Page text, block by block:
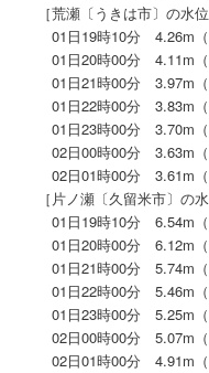
［荒瀬〔うきは市〕の水位
01日19時10分 4.26m（
01日20時00分 4.11m（
01日21時00分 3.97m（
01日22時00分 3.83m（
01日23時00分 3.70m（
02日00時00分 3.63m（
02日01時00分 3.61m（
［片ノ瀬〔久留米市〕の水
01日19時10分 6.54m（
01日20時00分 6.12m（
01日21時00分 5.74m（
01日22時00分 5.46m（
01日23時00分 5.25m（
02日00時00分 5.07m（
02日01時00分 4.91m（